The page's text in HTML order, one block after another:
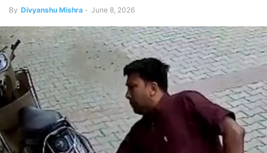
By Divyanshu Mishra - June 8, 2026